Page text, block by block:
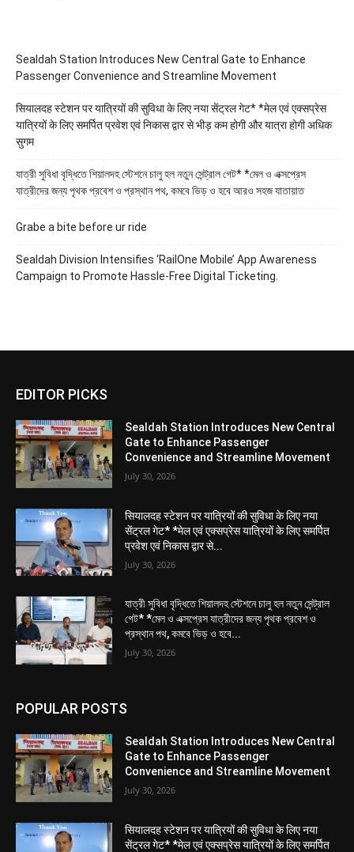
Sealdah Station Introduces New Central Gate to Enhance
Passenger Convenience and Streamline Movement
सियालदह स्टेशन पर यात्रियों की सुविधा के लिए नया सेंट्रल गेट* *मेल एवं एक्सप्रेस
यात्रियों के लिए समर्पित प्रवेश एवं निकास द्वार से भीड़ कम होगी और यात्रा होगी अधिक
सुगम
যাত্রী সুবিধা বৃদ্ধিতে শিয়ালদহ স্টেশনে চালু হল নতুন সেন্ট্রাল গেট* *মেল ও এক্সপ্রেস
যাত্রীদের জন্য পৃথক প্রবেশ ও প্রস্থান পথ, কমবে ভিড় ও হবে আরও সহজ যাতায়াত
Grabe a bite before ur ride
Sealdah Division Intensifies ‘RailOne Mobile’ App Awareness
Campaign to Promote Hassle-Free Digital Ticketing.
EDITOR PICKS
Sealdah Station Introduces New Central
Gate to Enhance Passenger
Convenience and Streamline Movement
July 30, 2026
सियालदह स्टेशन पर यात्रियों की सुविधा के लिए नया
सेंट्रल गेट* *मेल एवं एक्सप्रेस यात्रियों के लिए समर्पित
प्रवेश एवं निकास द्वार से...
July 30, 2026
যাত্রী সুবিধা বৃদ্ধিতে শিয়ালদহ স্টেশনে চালু হল নতুন সেন্ট্রাল
গেট* *মেল ও এক্সপ্রেস যাত্রীদের জন্য পৃথক প্রবেশ ও
প্রস্থান পথ, কমবে ভিড় ও হবে...
July 30, 2026
POPULAR POSTS
Sealdah Station Introduces New Central
Gate to Enhance Passenger
Convenience and Streamline Movement
July 30, 2026
सियालदह स्टेशन पर यात्रियों की सुविधा के लिए नया
सेंट्रल गेट* *मेल एवं एक्सप्रेस यात्रियों के लिए समर्पित